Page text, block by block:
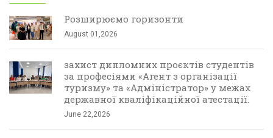
Розширюємо горизонти
August 01,2026
захист дипломних проєктів студентів
за професіями «Агент з організації
туризму» та «Адміністратор» у межах
державної кваліфікаційної атестації.
June 22,2026